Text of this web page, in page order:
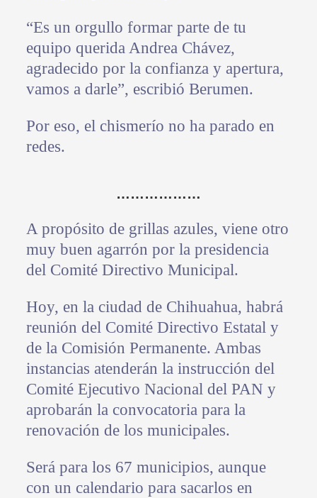
“Es un orgullo formar parte de tu
equipo querida Andrea Chávez,
agradecido por la confianza y apertura,
vamos a darle”, escribió Berumen.
Por eso, el chismerío no ha parado en
redes.
………………
A propósito de grillas azules, viene otro
muy buen agarrón por la presidencia
del Comité Directivo Municipal.
Hoy, en la ciudad de Chihuahua, habrá
reunión del Comité Directivo Estatal y
de la Comisión Permanente. Ambas
instancias atenderán la instrucción del
Comité Ejecutivo Nacional del PAN y
aprobarán la convocatoria para la
renovación de los municipales.
Será para los 67 municipios, aunque
con un calendario para sacarlos en